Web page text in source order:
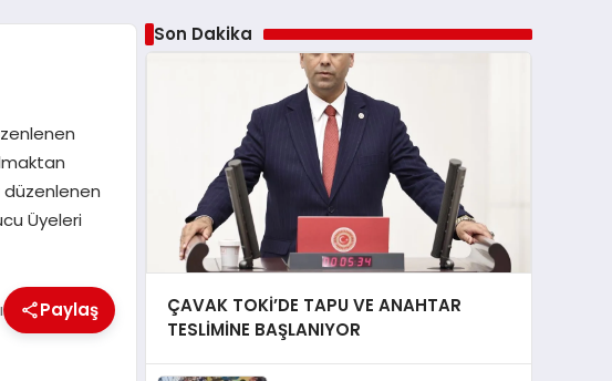
düzenlenen
Üyeleri
Paylaş
Son Dakika
ÇAVAK TOKİ’DE TAPU VE ANAHTAR
TESLİMİNE BAŞLANIYOR